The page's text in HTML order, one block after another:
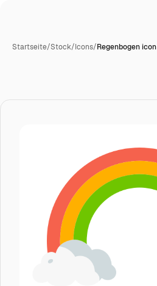
Startseite/Stock/Icons/Regenbogen icon